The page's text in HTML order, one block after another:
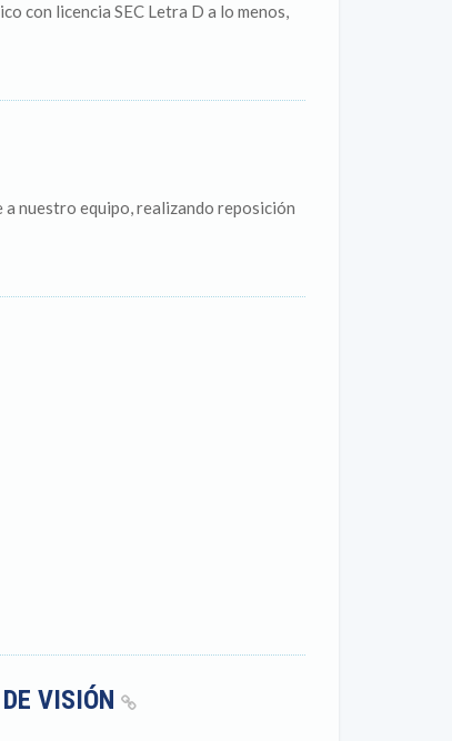
con licencia SEC Letra D a lo menos,
a nuestro equipo, realizando reposición
VISIÓN